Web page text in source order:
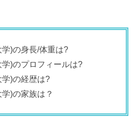
)の身長/体重は?
)のプロフィールは?
)の経歴は?
)の家族は？